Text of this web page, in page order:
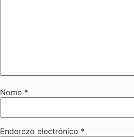
Nome *
Enderezo electrónico *